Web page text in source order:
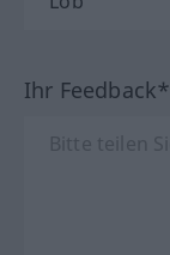
Ihr Feedback*